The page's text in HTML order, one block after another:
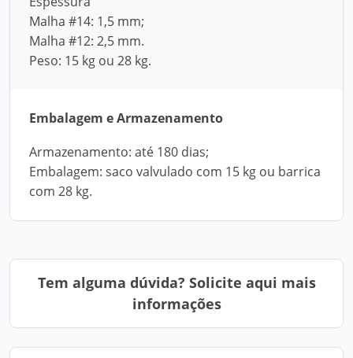
Malha #14: 1,5 mm;
Malha #12: 2,5 mm.
Peso: 15 kg ou 28 kg.
Embalagem e Armazenamento
Armazenamento: até 180 dias;
Embalagem: saco valvulado com 15 kg ou barrica
com 28 kg.
Tem alguma dúvida? Solicite aqui mais
informações